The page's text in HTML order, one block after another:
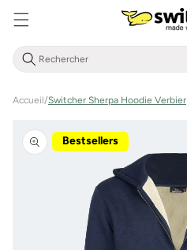
directement
Accueil/Switcher Sherpa Hoodie Verbier
Bestsellers
l'information
sur le